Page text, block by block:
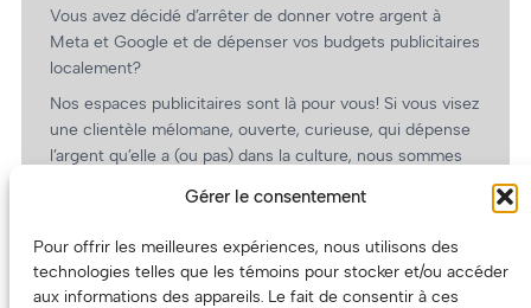
Gérer le consentement
Pour offrir les meilleures expériences, nous utilisons des
technologies telles que les témoins pour stocker et/ou accéder
aux informations des appareils. Le fait de consentir à ces
Vous avez décidé d’arrêter de donner votre argent à
Meta et Google et de dépenser vos budgets publicitaires
localement?
Nos espaces publicitaires sont là pour vous! Si vous visez
une clientèle mélomane, ouverte, curieuse, qui dépense
l’argent qu’elle a (ou pas) dans la culture, nous sommes
revient.
(Oui, on va avoir des tarifs spéciaux pour vous, les